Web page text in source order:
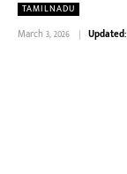
TAMILNADU
March 3, 2026 Updated: